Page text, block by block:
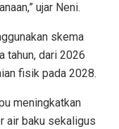
ujar Neni.
skema
tahun, dari 2026
fisik pada 2028.
meningkatkan
air baku sekaligus